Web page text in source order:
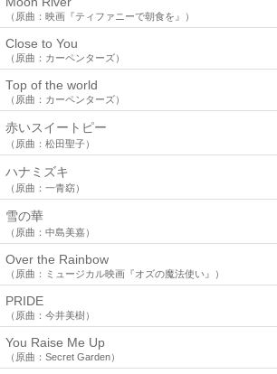
（原曲：映画『ティファニーで朝食を』）
Close to You
（原曲：カーペンターズ）
Top of the world
（原曲：カーペンターズ）
赤いスイートピー
（原曲：松田聖子）
ハナミズキ
（原曲：一青窈）
雪の華
（原曲：中島美嘉）
Over the Rainbow
（原曲：ミュージカル映画『オズの魔法使い』）
PRIDE
（原曲：今井美樹）
You Raise Me Up
（原曲：Secret Garden）